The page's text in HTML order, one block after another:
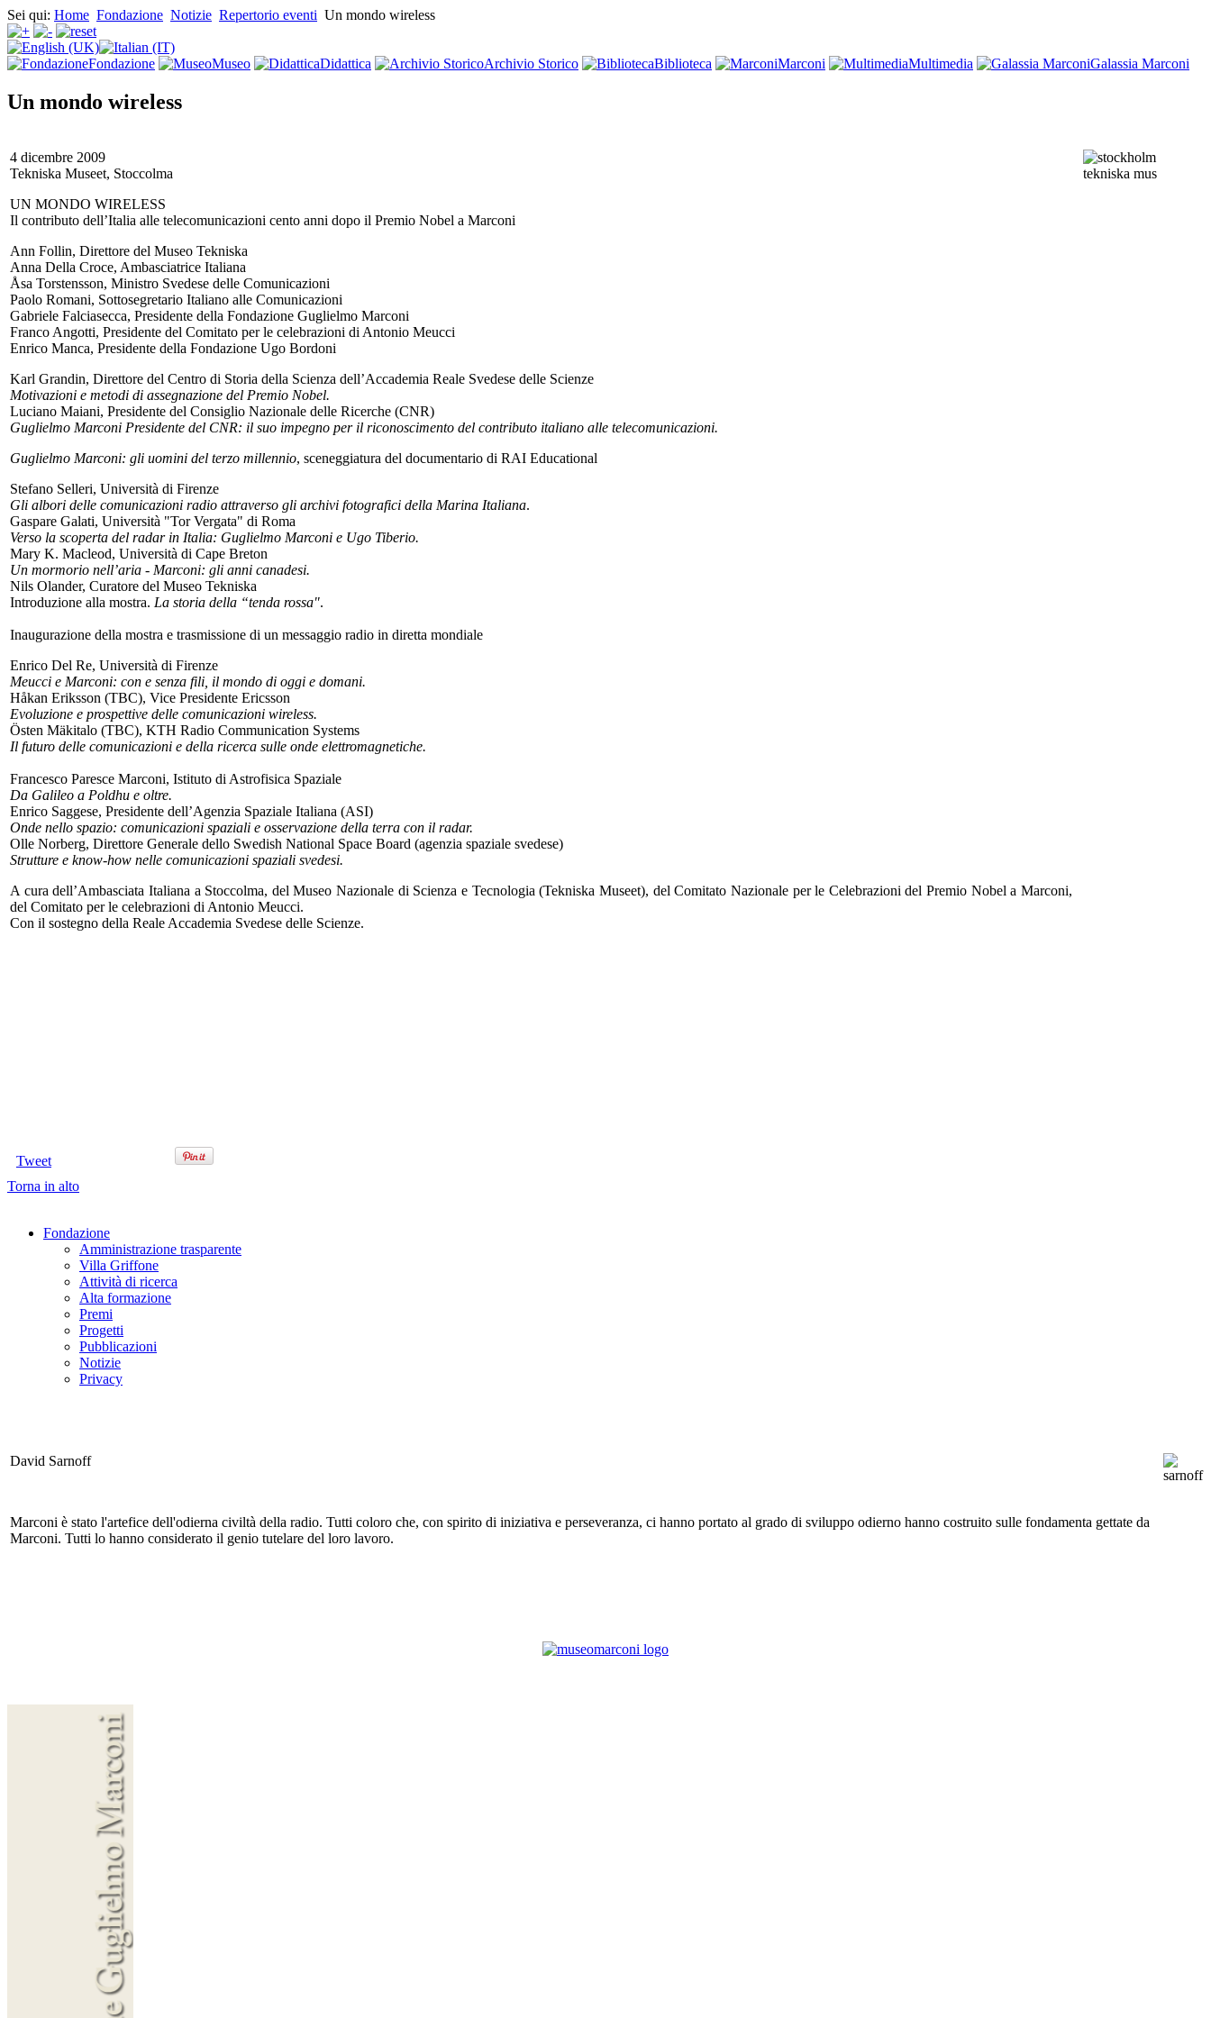
Sei qui: Home Fondazione Notizie Repertorio eventi Un mondo wireless
Fondazione Museo Didattica Archivio Storico Biblioteca Marconi Multimedia Galassia Marconi
Un mondo wireless
4 dicembre 2009
Tekniska Museet, Stoccolma
UN MONDO WIRELESS
Il contributo dell’Italia alle telecomunicazioni cento anni dopo il Premio Nobel a Marconi
Ann Follin, Direttore del Museo Tekniska
Anna Della Croce, Ambasciatrice Italiana
Åsa Torstensson, Ministro Svedese delle Comunicazioni
Paolo Romani, Sottosegretario Italiano alle Comunicazioni
Gabriele Falciasecca, Presidente della Fondazione Guglielmo Marconi
Franco Angotti, Presidente del Comitato per le celebrazioni di Antonio Meucci
Enrico Manca, Presidente della Fondazione Ugo Bordoni
Karl Grandin, Direttore del Centro di Storia della Scienza dell’Accademia Reale Svedese delle Scienze
Motivazioni e metodi di assegnazione del Premio Nobel.
Luciano Maiani, Presidente del Consiglio Nazionale delle Ricerche (CNR)
Guglielmo Marconi Presidente del CNR: il suo impegno per il riconoscimento del contributo italiano alle telecomunicazioni.
Guglielmo Marconi: gli uomini del terzo millennio, sceneggiatura del documentario di RAI Educational
Stefano Selleri, Università di Firenze
Gli albori delle comunicazioni radio attraverso gli archivi fotografici della Marina Italiana.
Gaspare Galati, Università "Tor Vergata" di Roma
Verso la scoperta del radar in Italia: Guglielmo Marconi e Ugo Tiberio.
Mary K. Macleod, Università di Cape Breton
Un mormorio nell’aria - Marconi: gli anni canadesi.
Nils Olander, Curatore del Museo Tekniska
Introduzione alla mostra. La storia della “tenda rossa".
Inaugurazione della mostra e trasmissione di un messaggio radio in diretta mondiale
Enrico Del Re, Università di Firenze
Meucci e Marconi: con e senza fili, il mondo di oggi e domani.
Håkan Eriksson (TBC), Vice Presidente Ericsson
Evoluzione e prospettive delle comunicazioni wireless.
Östen Mäkitalo (TBC), KTH Radio Communication Systems
Il futuro delle comunicazioni e della ricerca sulle onde elettromagnetiche.
Francesco Paresce Marconi, Istituto di Astrofisica Spaziale
Da Galileo a Poldhu e oltre.
Enrico Saggese, Presidente dell’Agenzia Spaziale Italiana (ASI)
Onde nello spazio: comunicazioni spaziali e osservazione della terra con il radar.
Olle Norberg, Direttore Generale dello Swedish National Space Board (agenzia spaziale svedese)
Strutture e know-how nelle comunicazioni spaziali svedesi.
A cura dell’Ambasciata Italiana a Stoccolma, del Museo Nazionale di Scienza e Tecnologia (Tekniska Museet), del Comitato Nazionale per le Celebrazioni del Premio Nobel a Marconi,
del Comitato per le celebrazioni di Antonio Meucci.
Con il sostegno della Reale Accademia Svedese delle Scienze.
Tweet
Torna in alto
Fondazione
Amministrazione trasparente
Villa Griffone
Attività di ricerca
Alta formazione
Premi
Progetti
Pubblicazioni
Notizie
Privacy
David Sarnoff
Marconi è stato l'artefice dell'odierna civiltà della radio. Tutti coloro che, con spirito di iniziativa e perseveranza, ci hanno portato al grado di sviluppo odierno hanno costruito sulle fondamenta gettate da
Marconi. Tutti lo hanno considerato il genio tutelare del loro lavoro.